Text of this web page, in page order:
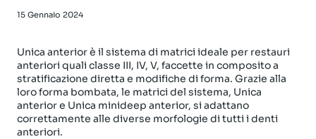
15 Gennaio 2024
Unica anterior è il sistema di matrici ideale per restauri
anteriori quali classe III, IV, V, faccette in composito a
stratificazione diretta e modifiche di forma. Grazie alla
loro forma bombata, le matrici del sistema, Unica
anterior e Unica minideep anterior, si adattano
correttamente alle diverse morfologie di tutti i denti
anteriori.